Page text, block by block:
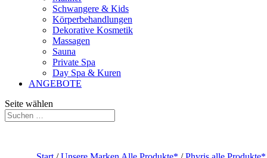
Schwangere & Kids
Körperbehandlungen
Dekorative Kosmetik
Massagen
Sauna
Private Spa
Day Spa & Kuren
ANGEBOTE
Seite wählen